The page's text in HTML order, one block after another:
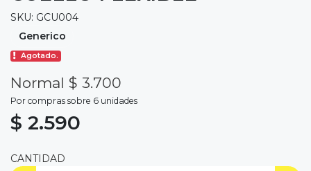
SKU: GCU004
Generico
Agotado.
Normal $ 3.700
Por compras sobre 6 unidades
$ 2.590
CANTIDAD